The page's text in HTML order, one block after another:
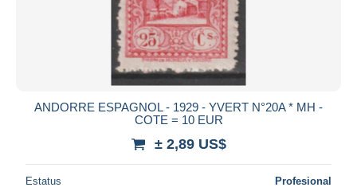
ANDORRE ESPAGNOL - 1929 - YVERT N°20A * MH -
COTE = 10 EUR
± 2,89 US$
Estatus Profesional